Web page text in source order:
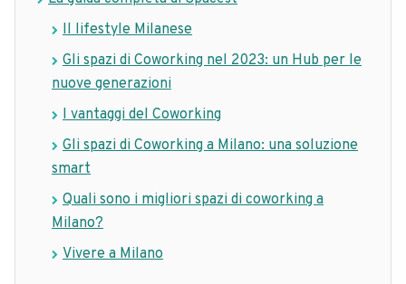
Il lifestyle Milanese
Gli spazi di Coworking nel 2023: un Hub per le
nuove generazioni
I vantaggi del Coworking
Gli spazi di Coworking a Milano: una soluzione
smart
Quali sono i migliori spazi di coworking a
Milano?
Vivere a Milano